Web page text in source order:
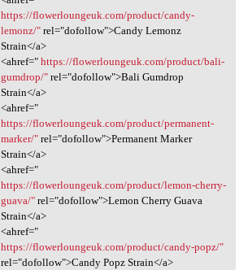
https://flowerloungeuk.com/product/candy-
lemonz/"rel="dofollow">Candy Lemonz
Strain</a>
<ahref=" https://flowerloungeuk.com/product/bali-
gumdrop/"rel="dofollow">Bali Gumdrop
Strain</a>
<ahref="
https://flowerloungeuk.com/product/permanent-
marker/"rel="dofollow">Permanent Marker
Strain</a>
<ahref="
https://flowerloungeuk.com/product/lemon-cherry-
guava/"rel="dofollow">Lemon Cherry Guava
Strain</a>
<ahref="
https://flowerloungeuk.com/product/candy-popz/"
rel="dofollow">Candy Popz Strain</a>